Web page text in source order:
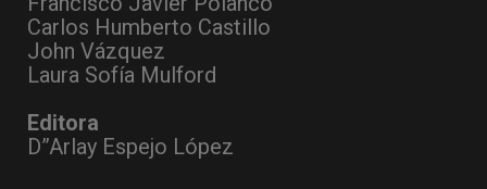
Carlos Humberto Castillo
John Vázquez
Laura Sofía Mulford
Editora
D”Arlay Espejo López